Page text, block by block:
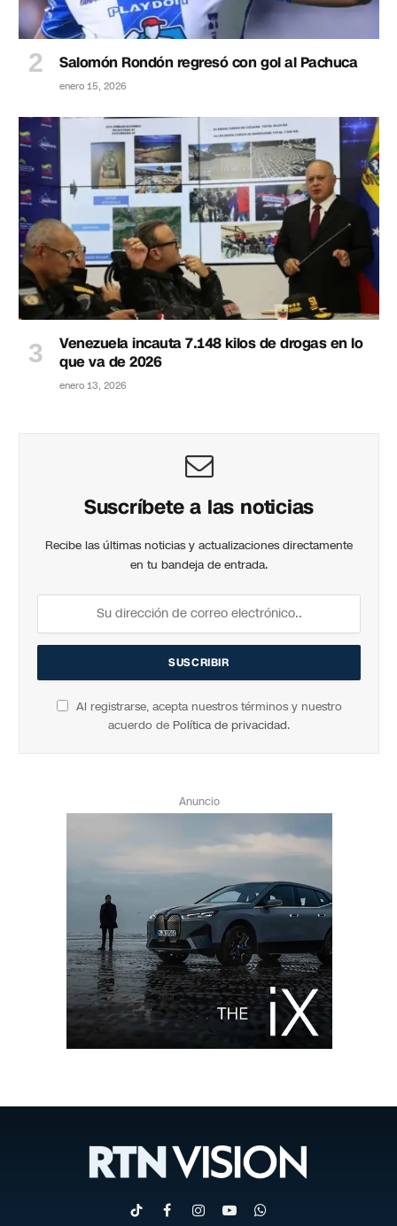
Salomón Rondón regresó con gol al Pachuca
enero 15, 2026
Venezuela incauta 7.148 kilos de drogas en lo
que va de 2026
enero 13, 2026
Suscríbete a las noticias
Recibe las últimas noticias y actualizaciones directamente
en tu bandeja de entrada.
Al registrarse, acepta nuestros términos y nuestro
acuerdo de Política de privacidad.
Anuncio
TikTokFacebookInstagram
YouTubeWhatsApp